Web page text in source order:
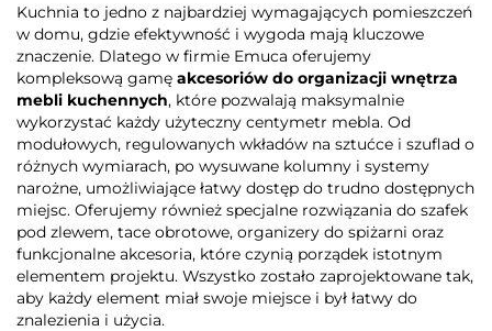
Kuchnia to jedno z najbardziej wymagających pomieszczeń
w domu, gdzie efektywność i wygoda mają kluczowe
znaczenie. Dlatego w firmie Emuca oferujemy
kompleksową gamę akcesoriów do organizacji wnętrza
mebli kuchennych, które pozwalają maksymalnie
wykorzystać każdy użyteczny centymetr mebla. Od
modułowych, regulowanych wkładów na sztućce i szuflad o
różnych wymiarach, po wysuwane kolumny i systemy
narożne, umożliwiające łatwy dostęp do trudno dostępnych
miejsc. Oferujemy również specjalne rozwiązania do szafek
pod zlewem, tace obrotowe, organizery do spiżarni oraz
funkcjonalne akcesoria, które czynią porządek istotnym
elementem projektu. Wszystko zostało zaprojektowane tak,
aby każdy element miał swoje miejsce i był łatwy do
znalezienia i użycia.